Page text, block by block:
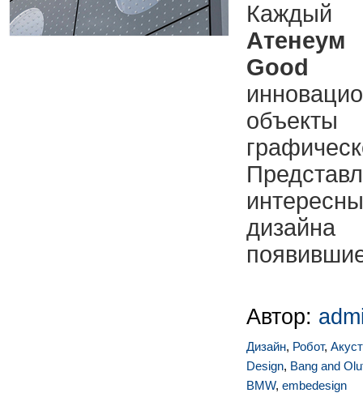
Атенеум
Good
Автор:
Дизайн, Робот,
Design, Bang and
BMW, embedesign